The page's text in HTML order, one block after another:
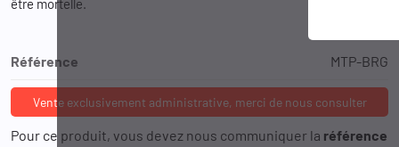
Référence MTP-BRG
Vente exclusivement administrative, merci de nous consulter
Pour ce produit, vous devez nous communiquer la référence